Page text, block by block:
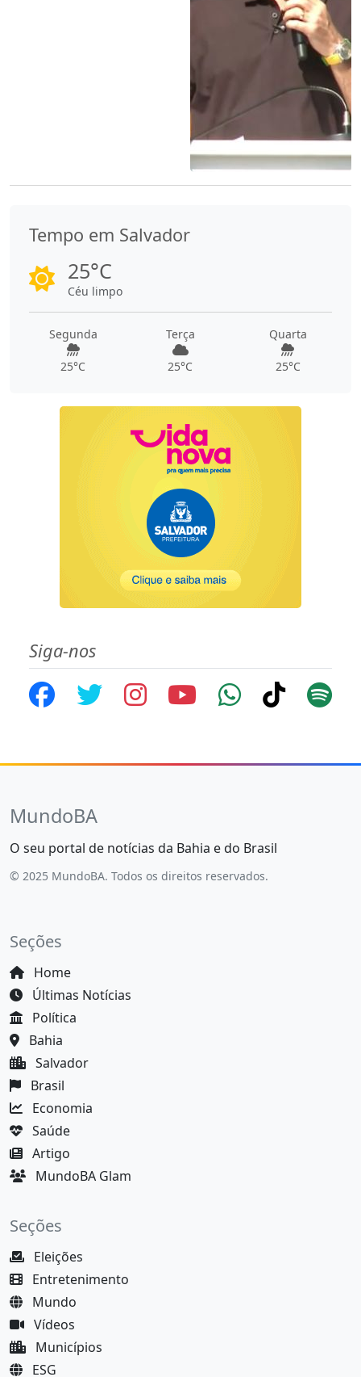
Tempo em Salvador
25°C
Céu limpo
Segunda
25°C
Terça
25°C
Quarta
25°C
Siga-nos
MundoBA
O seu portal de notícias da Bahia e do Brasil
© 2025 MundoBA. Todos os direitos reservados.
Seções
Home
Últimas Notícias
Política
Bahia
Salvador
Brasil
Economia
Saúde
Artigo
MundoBA Glam
Seções
Eleições
Entretenimento
Mundo
Vídeos
Municípios
ESG